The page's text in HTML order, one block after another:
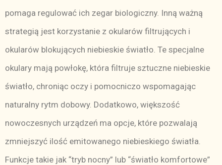
pomaga regulować ich zegar biologiczny. Inną ważną
strategią jest korzystanie z okularów filtrujących i
okularów blokujących niebieskie światło. Te specjalne
okulary mają powłokę, która filtruje sztuczne niebieskie
światło, chroniąc oczy i pomocniczo wspomagając
naturalny rytm dobowy. Dodatkowo, większość
nowoczesnych urządzeń ma opcje, które pozwalają
zmniejszyć ilość emitowanego niebieskiego światła.
Funkcje takie jak “tryb nocny” lub “światło komfortowe”